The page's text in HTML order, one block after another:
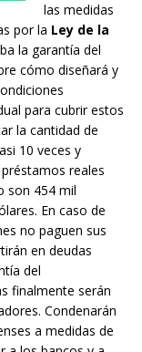
las medidas
por la Ley de la
la garantía del
cómo diseñará y
para cubrir estos
la cantidad de
10 veces y
reales
son 454 mil
En caso de
no paguen sus
en deudas
del
finalmente serán
Condenarán
a medidas de